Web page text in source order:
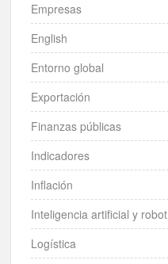
Empresas
English
Entorno global
Exportación
Finanzas públicas
Indicadores
Inflación
Inteligencia artificial y robot
Logística